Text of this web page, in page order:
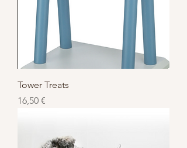
Tower Treats
Prix
16,50 €